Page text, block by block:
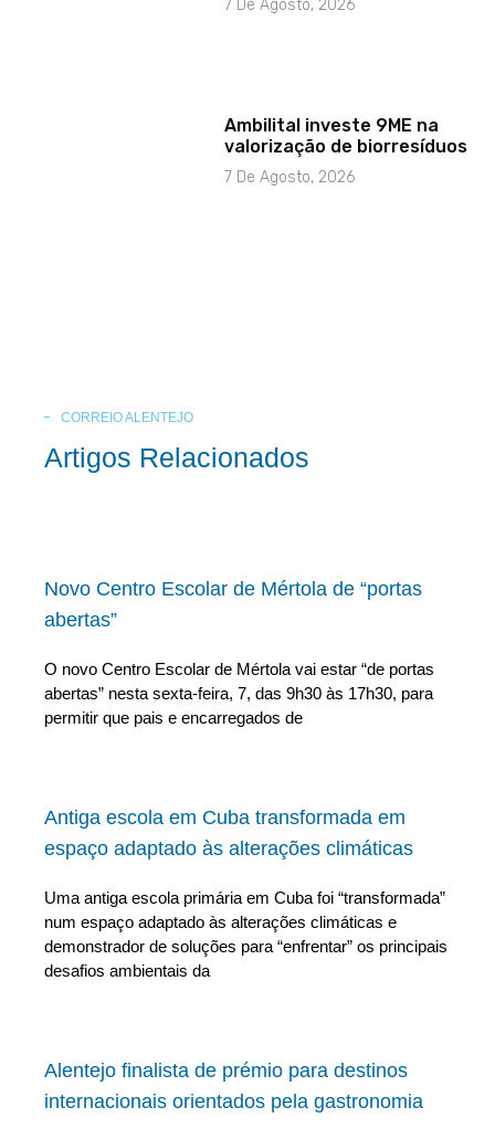
7 De Agosto, 2026
Ambilital investe 9ME na
valorização de biorresíduos
7 De Agosto, 2026
CORREIO ALENTEJO
Artigos Relacionados
Novo Centro Escolar de Mértola de “portas
abertas”
O novo Centro Escolar de Mértola vai estar “de portas
abertas” nesta sexta-feira, 7, das 9h30 às 17h30, para
permitir que pais e encarregados de
Antiga escola em Cuba transformada em
espaço adaptado às alterações climáticas
Uma antiga escola primária em Cuba foi “transformada”
num espaço adaptado às alterações climáticas e
demonstrador de soluções para “enfrentar” os principais
desafios ambientais da
Alentejo finalista de prémio para destinos
internacionais orientados pela gastronomia